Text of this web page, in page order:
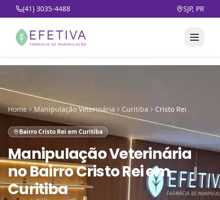
(41) 3035-4488 SJP, PR
Home Manipulação Veterinária Curitiba Cristo Rei
Bairro Cristo Rei em Curitiba
Manipulação Veterinária
noBairro Cristo Rei em
Curitiba